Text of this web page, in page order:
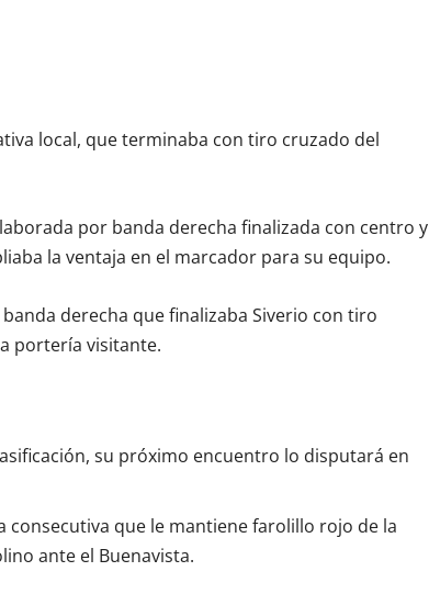
local, que terminaba con tiro cruzado del
por banda derecha finalizada con centro y
la ventaja en el marcador para su equipo.
derecha que finalizaba Siverio con tiro
portería visitante.
su próximo encuentro lo disputará en
consecutiva que le mantiene farolillo rojo de la
ante el Buenavista.